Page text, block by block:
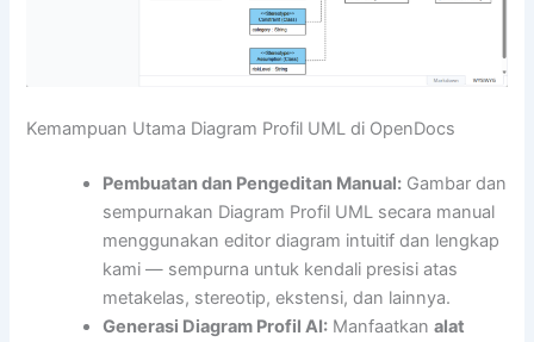
Kemampuan Utama Diagram Profil UML di OpenDocs
Pembuatan dan Pengeditan Manual: Gambar dan
sempurnakan Diagram Profil UML secara manual
menggunakan editor diagram intuitif dan lengkap
kami — sempurna untuk kendali presisi atas
metakelas, stereotip, ekstensi, dan lainnya.
Generasi Diagram Profil AI: Manfaatkanalat